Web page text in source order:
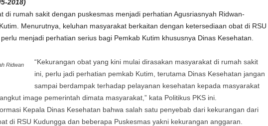
2018)
di rumah sakit dengan puskesmas menjadi perhatian Agusriasnyah Ridwan-
Menurutnya, keluhan masyarakat berkaitan dengan ketersediaan obat di RSU
menjadi perhatian serius bagi Pemkab Kutim khususnya Dinas Kesehatan.
Ridwan
“Kekurangan obat yang kini mulai dirasakan masyarakat di rumah sakit
ini, perlu jadi perhatian pemkab Kutim, terutama Dinas Kesehatan jangan
sampai berdampak terhadap pelayanan kesehatan kepada masyarakat
image pemerintah dimata masyarakat,” kata Politikus PKS ini.
Kepala Dinas Kesehatan bahwa salah satu penyebab dari kekurangan dari
di RSU Kudungga dan beberapa Puskesmas yakni kekurangan anggaran.